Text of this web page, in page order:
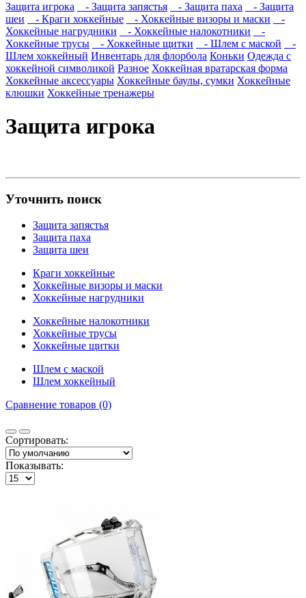
Защита игрока - Защита запястья - Защита паха
- Защита
шеи
- Краги хоккейные - Хоккейные визоры и маски
-
Хоккейные нагрудники
- Хоккейные налокотники
-
Хоккейные трусы
- Хоккейные щитки - Шлем с маской
-
Шлем хоккейный Инвентарь для флорбола Коньки Одежда с
хоккейной символикой Разное Хоккейная вратарская форма
Хоккейные аксессуары Хоккейные баулы, сумки Хоккейные
клюшки Хоккейные тренажеры
Защита игрока
Уточнить поиск
Защита запястья
Защита паха
Защита шеи
Краги хоккейные
Хоккейные визоры и маски
Хоккейные нагрудники
Хоккейные налокотники
Хоккейные трусы
Хоккейные щитки
Шлем с маской
Шлем хоккейный
Сравнение товаров (0)
Сортировать:
Показывать: